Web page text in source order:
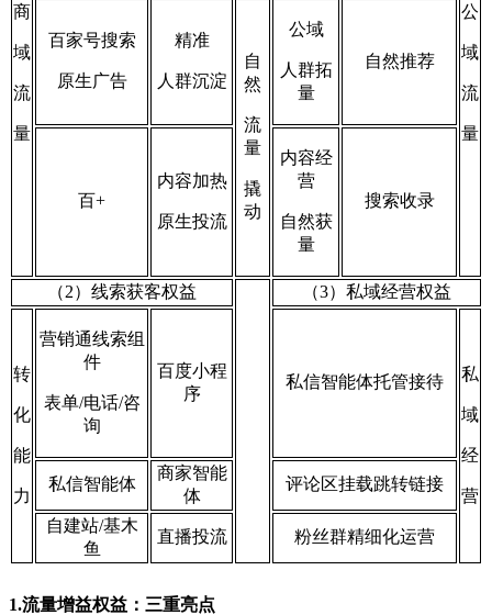
商
域
流
量
公
域
流
量
百家号搜索
原生广告
精准
人群沉淀
自
然
流
量
撬
动
公域
人群拓
量
自然推荐
百+
内容加热
原生投流
内容经
营
自然获
量
搜索收录
（2）线索获客权益 （3）私域经营权益
转
化
能
力
营销通线索组
件
表单/电话/咨
询
百度小程
序
私信智能体托管接待 私
域
经
营
私信智能体
商家智能
体
评论区挂载跳转链接
自建站/基木
鱼
直播投流 粉丝群精细化运营
1.流量增益权益：三重亮点